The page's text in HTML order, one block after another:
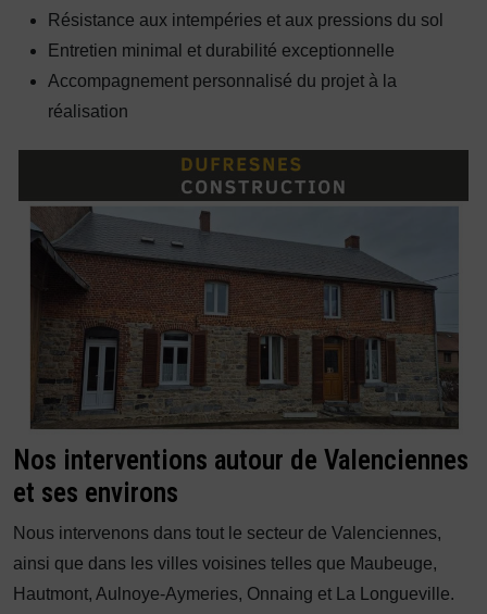
Résistance aux intempéries et aux pressions du sol
Entretien minimal et durabilité exceptionnelle
Accompagnement personnalisé du projet à la
réalisation
Nos interventions autour de Valenciennes
et ses environs
Nous intervenons dans tout le secteur de Valenciennes,
ainsi que dans les villes voisines telles que Maubeuge,
Hautmont, Aulnoye-Aymeries, Onnaing et La Longueville.